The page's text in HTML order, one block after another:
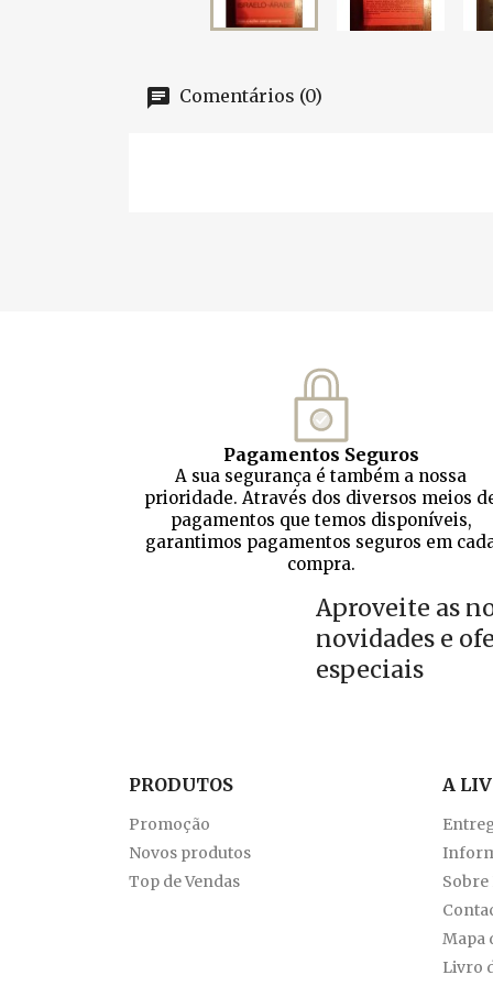
Comentários (0)
Pagamentos Seguros
A sua segurança é também a nossa
prioridade. Através dos diversos meios
pagamentos que temos disponíveis,
garantimos pagamentos seguros em
compra.
Aproveite as
novidades e
especiais
PRODUTOS
Promoção
Novos produtos
Top de Vendas
A
Sobre
Mapa
Livro